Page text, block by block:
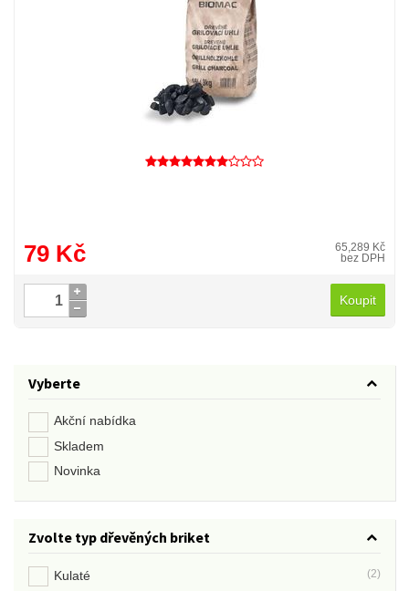
79 Kč
65,289 Kč
bez DPH
Koupit
Vyberte
Akční nabídka
Skladem
Novinka
Zvolte typ dřevěných briket
Kulaté (2)